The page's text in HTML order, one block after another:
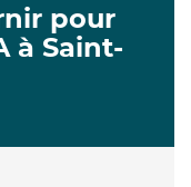
pour
à Saint-